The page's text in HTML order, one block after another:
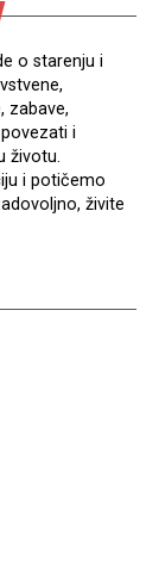
o starenju i
zabave,
i
životu.
i potičemo
živite